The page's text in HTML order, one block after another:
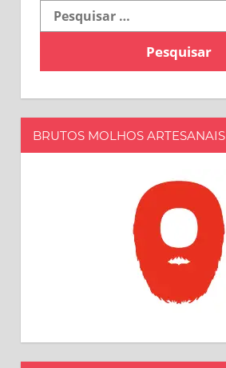
Pesquisar
por:
BRUTOS MOLHOS ARTESANAIS